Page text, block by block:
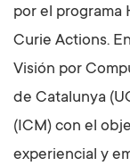
por el programa
Curie Actions.
Visión por
de Catalunya
(ICM) con el
experiencial y